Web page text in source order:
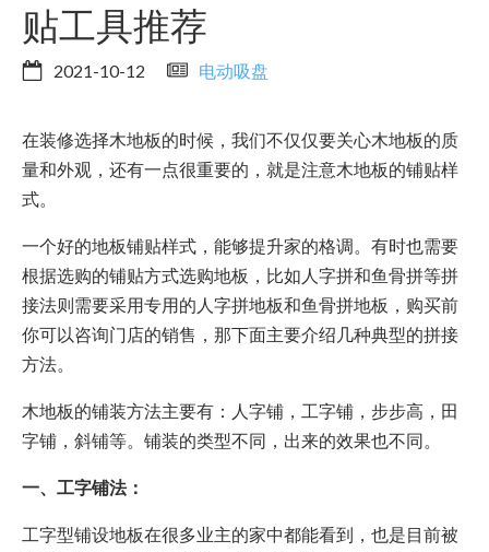
贴工具推荐
2021-10-12 电动吸盘
在装修选择木地板的时候，我们不仅仅要关心木地板的质
量和外观，还有一点很重要的，就是注意木地板的铺贴样
式。
一个好的地板铺贴样式，能够提升家的格调。有时也需要
根据选购的铺贴方式选购地板，比如人字拼和鱼骨拼等拼
接法则需要采用专用的人字拼地板和鱼骨拼地板，购买前
你可以咨询门店的销售，那下面主要介绍几种典型的拼接
方法。
木地板的铺装方法主要有：人字铺，工字铺，步步高，田
字铺，斜铺等。铺装的类型不同，出来的效果也不同。
一、工字铺法：
工字型铺设地板在很多业主的家中都能看到，也是目前被